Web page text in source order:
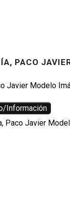
PACO
Javier Modelo
Información
Paco Javier